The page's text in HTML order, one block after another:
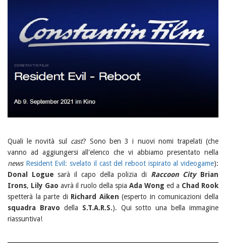
Quali le novità sul cast? Sono ben 3 i nuovi nomi trapelati (che
vanno ad aggiungersi all'elenco che vi abbiamo presentato nella
news Resident Evil: svelato il cast del reboot ispirato al videogame):
Donal Logue sarà il capo della polizia di Raccoon City Brian
Irons, Lily Gao avrà il ruolo della spia Ada Wong ed a Chad Rook
spetterà la parte di Richard Aiken (esperto in comunicazioni della
squadra Bravo della S.T.A.R.S.). Qui sotto una bella immagine
riassuntiva!